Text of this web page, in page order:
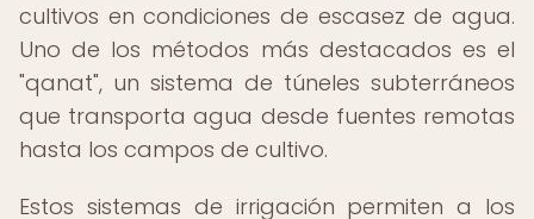
cultivos en condiciones de escasez de agua.
Uno de los métodos más destacados es el
"qanat", un sistema de túneles subterráneos
que transporta agua desde fuentes remotas
hasta los campos de cultivo.
Estos sistemas de irrigación permiten a los